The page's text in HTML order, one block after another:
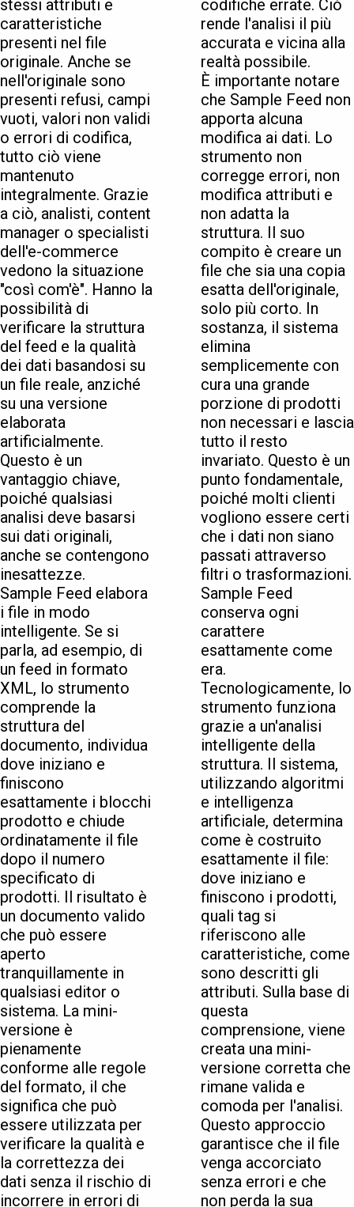
stessi attributi e
caratteristiche
presenti nel file
originale. Anche se
nell'originale sono
presenti refusi, campi
vuoti, valori non validi
o errori di codifica,
tutto ciò viene
mantenuto
integralmente. Grazie
a ciò, analisti, content
manager o specialisti
dell'e-commerce
vedono la situazione
"così com'è". Hanno la
possibilità di
verificare la struttura
del feed e la qualità
dei dati basandosi su
un file reale, anziché
su una versione
elaborata
artificialmente.
Questo è un
vantaggio chiave,
poiché qualsiasi
analisi deve basarsi
sui dati originali,
anche se contengono
inesattezze.
Sample Feed elabora
i file in modo
intelligente. Se si
parla, ad esempio, di
un feed in formato
XML, lo strumento
comprende la
struttura del
documento, individua
dove iniziano e
finiscono
esattamente i blocchi
prodotto e chiude
ordinatamente il file
dopo il numero
specificato di
prodotti. Il risultato è
un documento valido
che può essere
aperto
tranquillamente in
qualsiasi editor o
sistema. La mini-
versione è
pienamente
conforme alle regole
del formato, il che
significa che può
essere utilizzata per
verificare la qualità e
la correttezza dei
dati senza il rischio di
incorrere in errori di
codifiche errate. Ciò
rende l'analisi il più
accurata e vicina alla
realtà possibile.
È importante notare
che Sample Feed non
apporta alcuna
modifica ai dati. Lo
strumento non
corregge errori, non
modifica attributi e
non adatta la
struttura. Il suo
compito è creare un
file che sia una copia
esatta dell'originale,
solo più corto. In
sostanza, il sistema
elimina
semplicemente con
cura una grande
porzione di prodotti
non necessari e lascia
tutto il resto
invariato. Questo è un
punto fondamentale,
poiché molti clienti
vogliono essere certi
che i dati non siano
passati attraverso
filtri o trasformazioni.
Sample Feed
conserva ogni
carattere
esattamente come
era.
Tecnologicamente, lo
strumento funziona
grazie a un'analisi
intelligente della
struttura. Il sistema,
utilizzando algoritmi
e intelligenza
artificiale, determina
come è costruito
esattamente il file:
dove iniziano e
finiscono i prodotti,
quali tag si
riferiscono alle
caratteristiche, come
sono descritti gli
attributi. Sulla base di
questa
comprensione, viene
creata una mini-
versione corretta che
rimane valida e
comoda per l'analisi.
Questo approccio
garantisce che il file
venga accorciato
senza errori e che
non perda la sua